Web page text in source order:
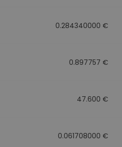
0.284340000 €
0.897757 €
47.600 €
0.061708000 €